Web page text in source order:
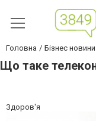
Головна Бізнес новини
Що таке
Здоров'я